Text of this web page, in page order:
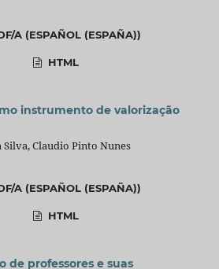
A (ESPAÑOL (ESPAÑA))
HTML
instrumento de valorização
Claudio Pinto Nunes
A (ESPAÑOL (ESPAÑA))
HTML
de professores e suas